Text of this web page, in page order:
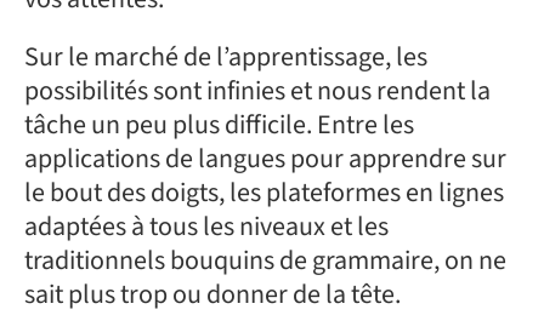
Sur le marché de l’apprentissage, les
possibilités sont infinies et nous rendent la
tâche un peu plus difficile. Entre les
applications de langues pour apprendre sur
le bout des doigts, les plateformes en lignes
adaptées à tous les niveaux et les
traditionnels bouquins de grammaire, on ne
sait plus trop ou donner de la tête.